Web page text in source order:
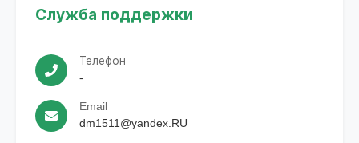
Служба поддержки
Телефон
-
Email
dm1511@yandex.RU